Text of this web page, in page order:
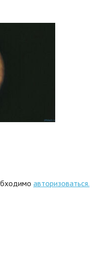
авторизоваться.